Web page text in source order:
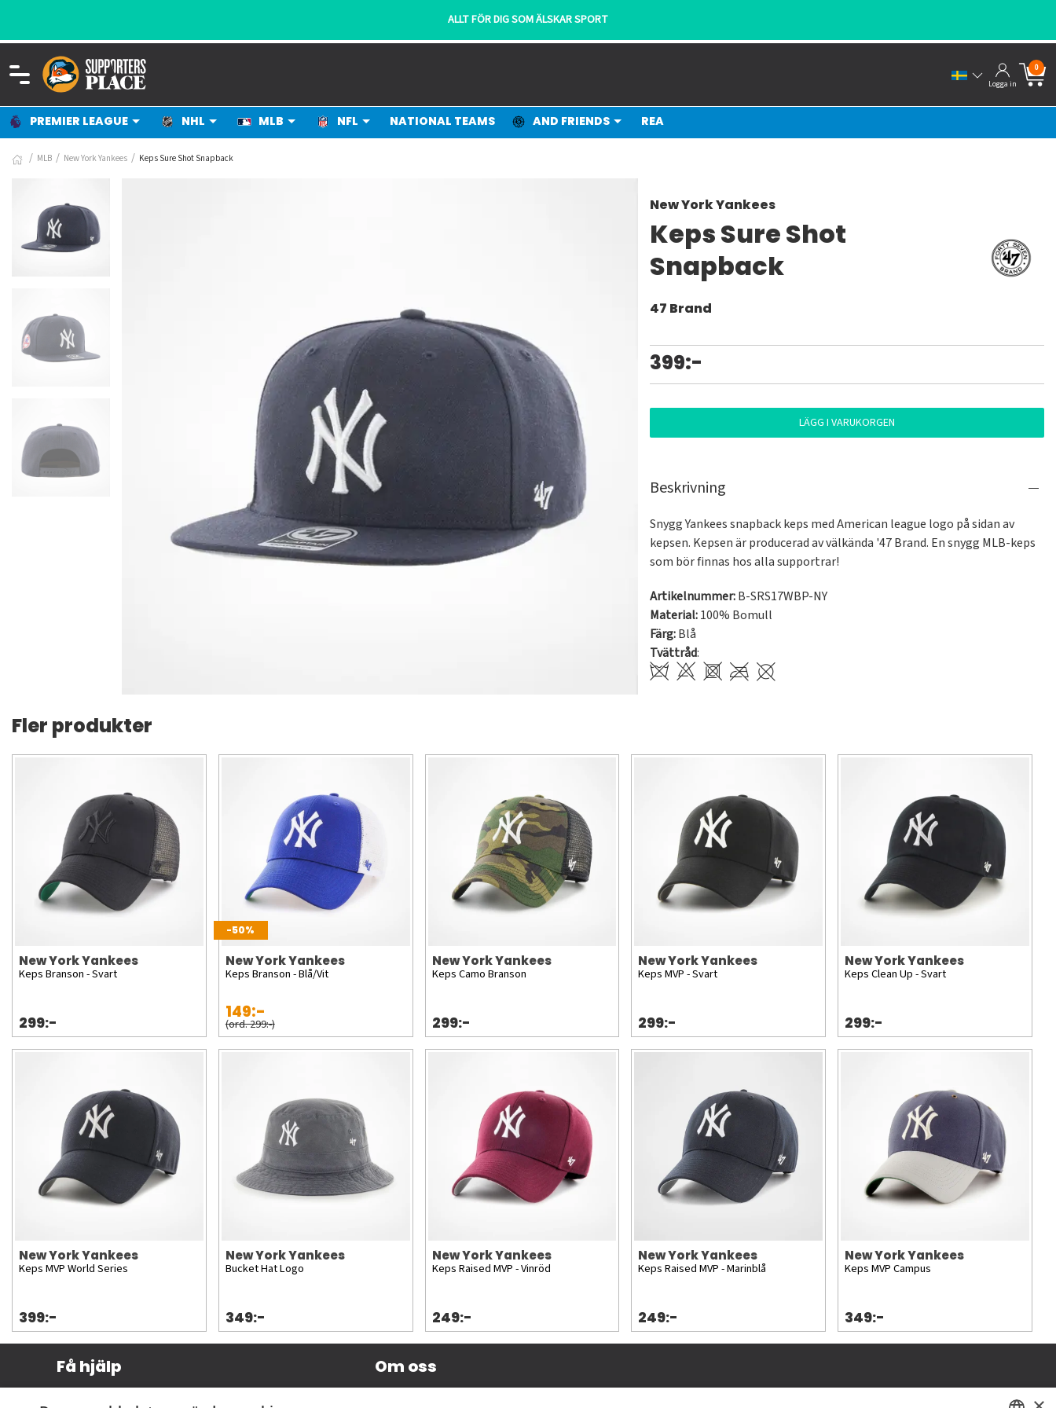
ALLT FÖR DIG SOM ÄLSKAR SPORT
Logga in
0
PREMIER LEAGUE NHL MLB NFL NATIONAL TEAMS AND FRIENDS REA
MLB New York Yankees Keps Sure Shot Snapback
New York Yankees
Keps Sure Shot
Snapback
47 Brand
399:-
LÄGG I VARUKORGEN
Beskrivning
Snygg Yankees snapback keps med American league logo på sidan av
kepsen. Kepsen är producerad av välkända '47 Brand. En snygg MLB-keps
som bör finnas hos alla supportrar!
Artikelnummer:B-SRS17WBP-NY
Material:100% Bomull
Färg:Blå
Tvättråd:
Fler produkter
New York Yankees
Keps Branson - Svart
299:-
-50%
New York Yankees
Keps Branson - Blå/Vit
149:-
(ord. 299:-)
New York Yankees
Keps Camo Branson
299:-
New York Yankees
Keps MVP - Svart
299:-
New York Yankees
Keps Clean Up - Svart
299:-
New York Yankees
Keps MVP World Series
399:-
New York Yankees
Bucket Hat Logo
349:-
New York Yankees
Keps Raised MVP - Vinröd
249:-
New York Yankees
Keps Raised MVP - Marinblå
249:-
New York Yankees
Keps MVP Campus
349:-
Få hjälp Om oss